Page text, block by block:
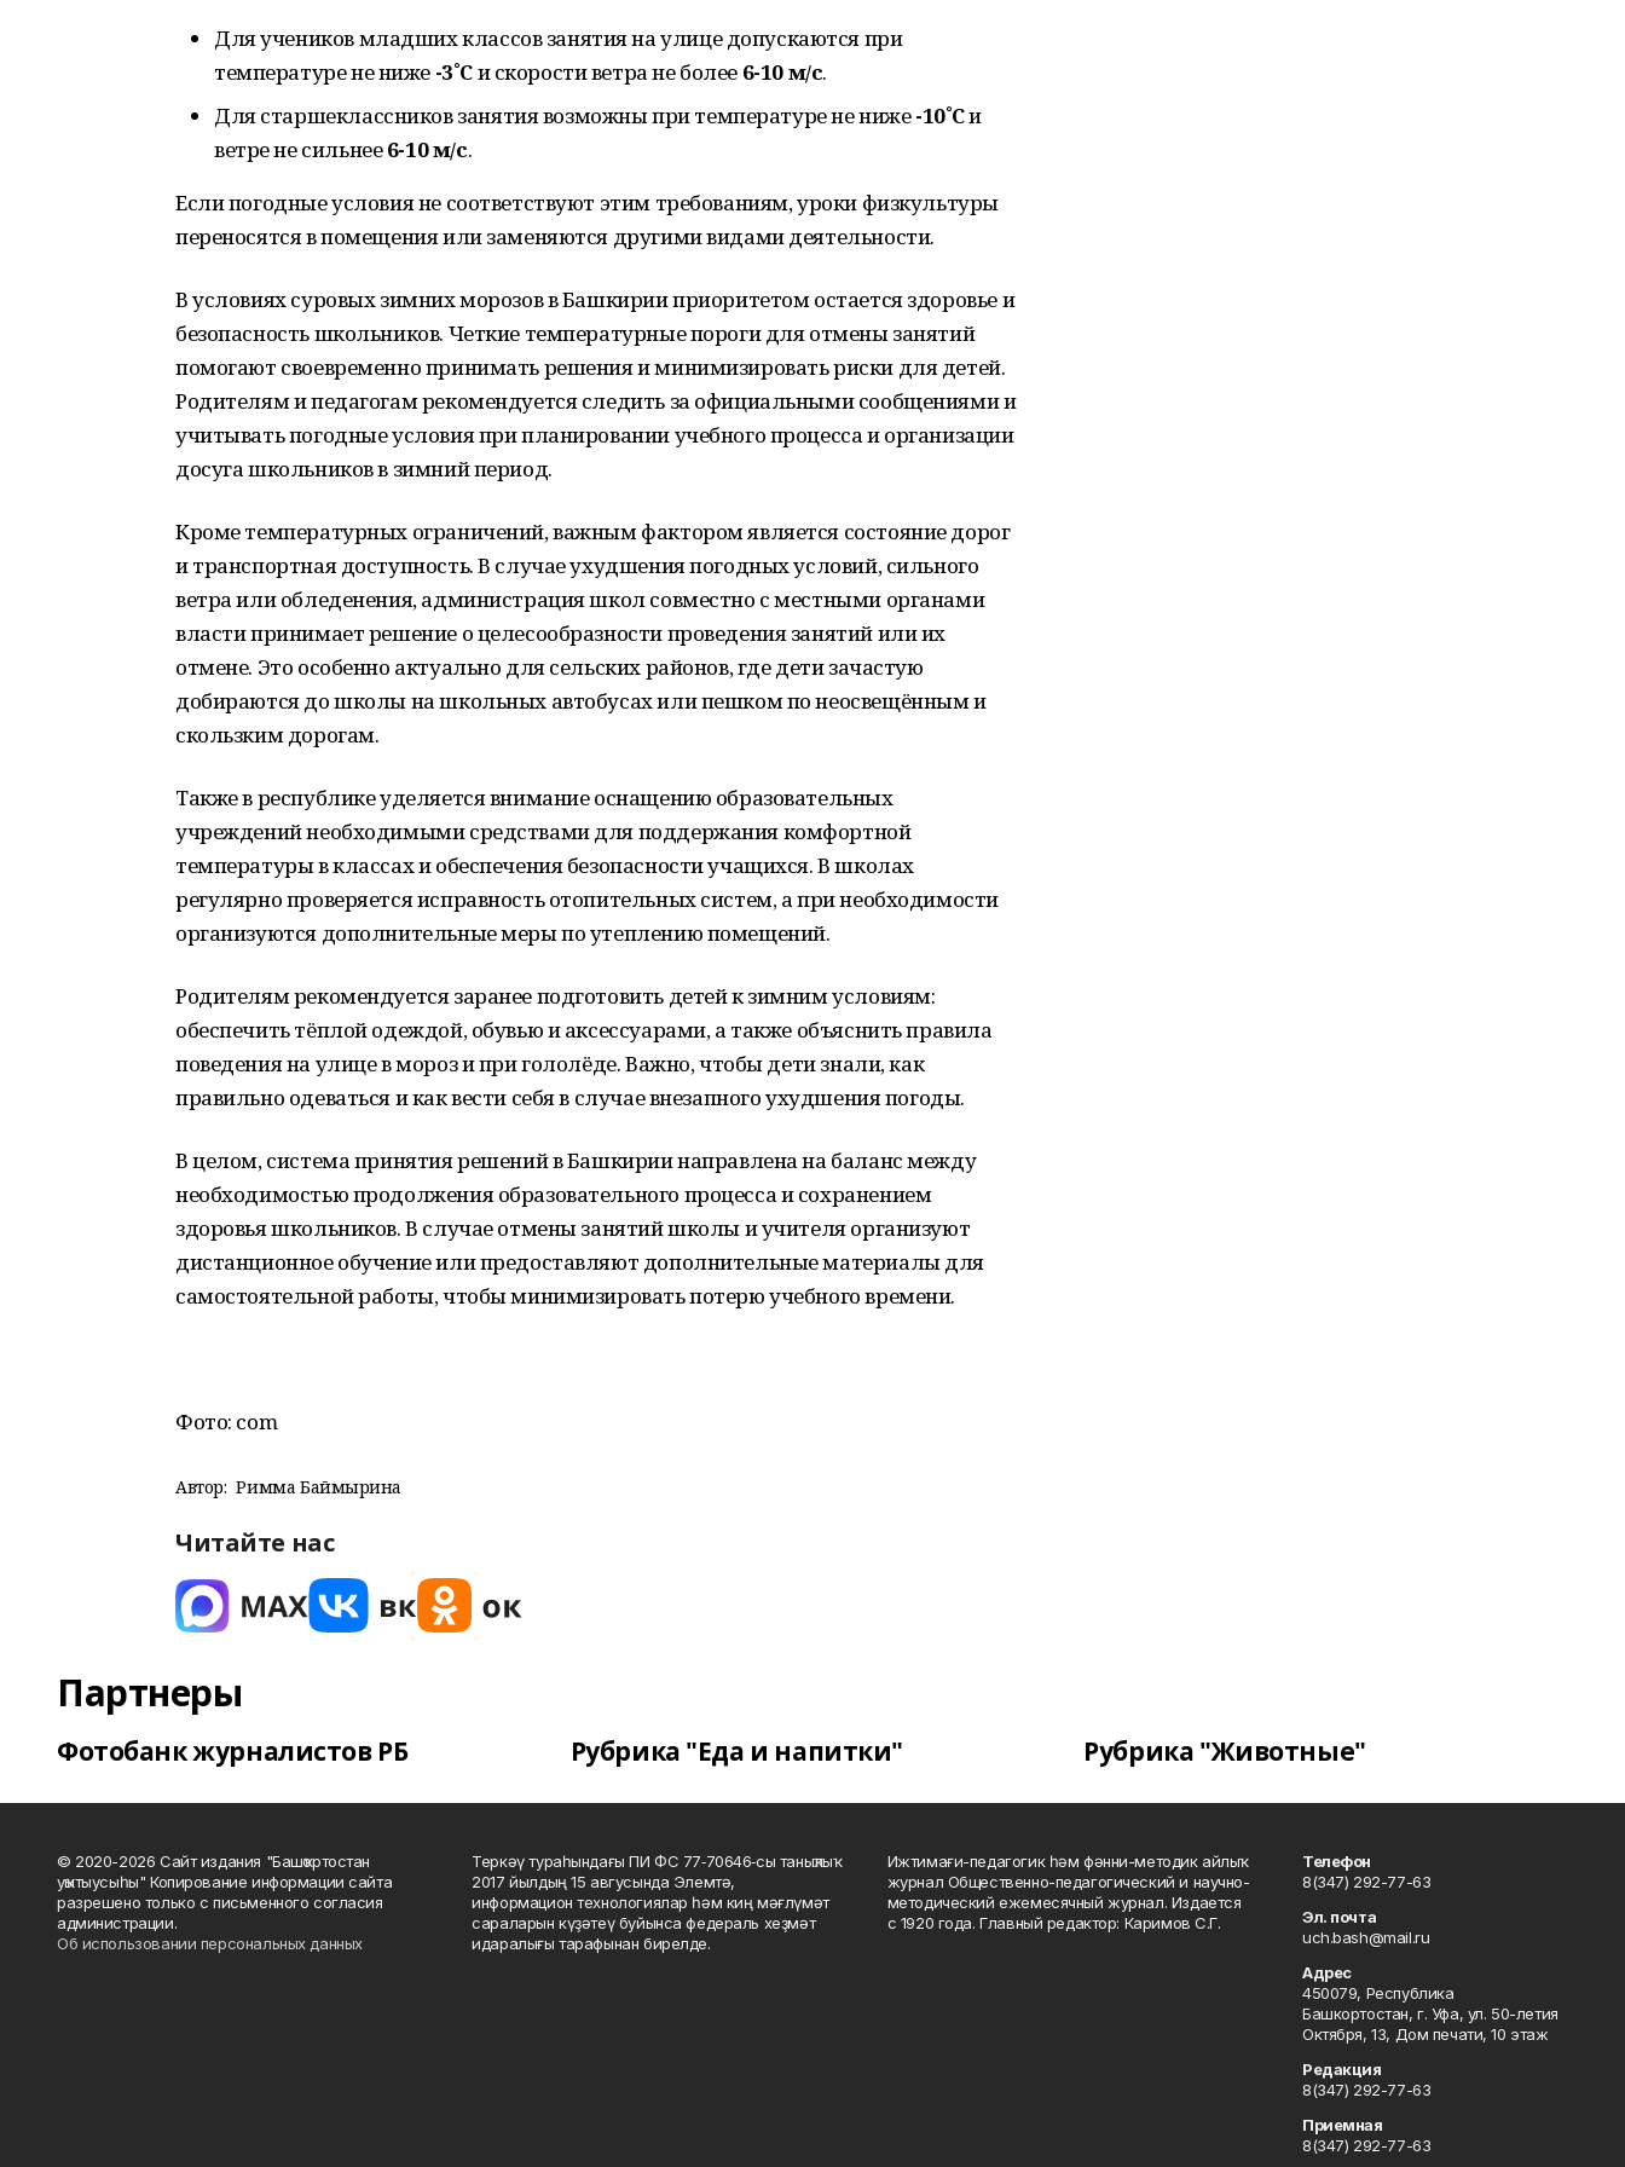
Для учеников младших классов занятия на улице допускаются при
температуре не ниже -3˚Си скорости ветра не более 6-10 м/с.
Для старшеклассников занятия возможны при температуре не ниже-10˚Си
ветре не сильнее6-10 м/с.
Если погодные условия не соответствуют этим требованиям, уроки физкультуры
переносятся в помещения или заменяются другими видами деятельности.
В условиях суровых зимних морозов в Башкирии приоритетом остается здоровье и
безопасность школьников. Четкие температурные пороги для отмены занятий
помогают своевременно принимать решения и минимизировать риски для детей.
Родителям и педагогам рекомендуется следить за официальными сообщениями и
учитывать погодные условия при планировании учебного процесса и организации
досуга школьников в зимний период.
Кроме температурных ограничений, важным фактором является состояние дорог
и транспортная доступность. В случае ухудшения погодных условий, сильного
ветра или обледенения, администрация школ совместно с местными органами
власти принимает решение о целесообразности проведения занятий или их
отмене. Это особенно актуально для сельских районов, где дети зачастую
добираются до школы на школьных автобусах или пешком по неосвещённым и
скользким дорогам.
Также в республике уделяется внимание оснащению образовательных
учреждений необходимыми средствами для поддержания комфортной
температуры в классах и обеспечения безопасности учащихся. В школах
регулярно проверяется исправность отопительных систем, а при необходимости
организуются дополнительные меры по утеплению помещений.
Родителям рекомендуется заранее подготовить детей к зимним условиям:
обеспечить тёплой одеждой, обувью и аксессуарами, а также объяснить правила
поведения на улице в мороз и при гололёде. Важно, чтобы дети знали, как
правильно одеваться и как вести себя в случае внезапного ухудшения погоды.
В целом, система принятия решений в Башкирии направлена на баланс между
необходимостью продолжения образовательного процесса и сохранением
здоровья школьников. В случае отмены занятий школы и учителя организуют
дистанционное обучение или предоставляют дополнительные материалы для
самостоятельной работы, чтобы минимизировать потерю учебного времени.
Фото: com
Автор: Римма Баймырҙина
Читайте нас
Партнеры
Фотобанк журналистов РБ Рубрика "Еда и напитки" Рубрика "Животные"
© 2020-2026 Сайт издания "Башҡортостан
уҡытыусыһы" Копирование информации сайта
разрешено только с письменного согласия
администрации.
Об использовании персональных данных
Теркәү тураһындағы ПИ ФС 77‑70646‑сы таныҡлыҡ
2017 йылдың 15 авгусында Элемтә,
информацион технологиялар һәм киң мәғлүмәт
сараларын күҙәтеү буйынса федераль хеҙмәт
идаралығы тарафынан бирелде.
Ижтимағи-педагогик һәм фәнни-методик айлыҡ
журнал Общественно-педагогический и научно-
методический ежемесячный журнал. Издается
с 1920 года. Главный редактор: Каримов С.Г.
Телефон
8(347) 292-77-63
Эл. почта
uch.bash@mail.ru
Адрес
450079, Республика
Башкортостан, г. Уфа, ул. 50-летия
Октября, 13, Дом печати, 10 этаж
Редакция
8(347) 292-77-63
Приемная
8(347) 292-77-63